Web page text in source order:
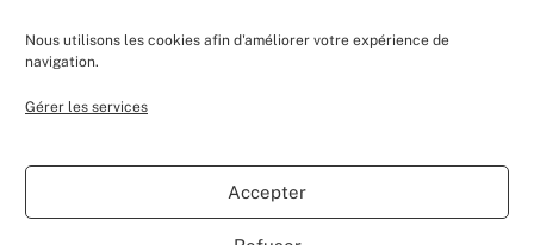
Nous utilisons les cookies afin d'améliorer votre expérience de
navigation.
Gérer les services
Accepter
21
Preview
VALENTIN LECERF Administration,Configuration,EN,